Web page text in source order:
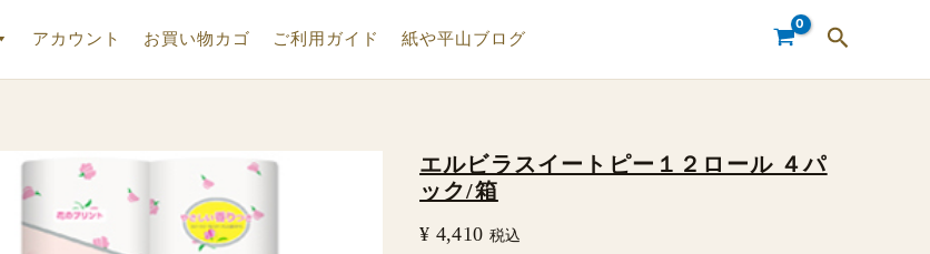
アカウント お買い物カゴ ご利用ガイド 紙や平山ブログ
検
エルビラスイートピー１２ロール ４パ
ック/箱
¥ 4,410 税込
エ
ル
ビ